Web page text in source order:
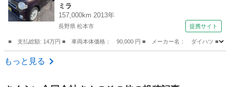
ミラ
157,000km 2013年
長野県 松本市 提携サイト
■ 支払総額: 14万円 ■ 車両本体価格： 90,000 円 ■ メーカー名： ダイハツ ■
長野 松本市
もっと見る